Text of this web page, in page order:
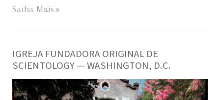
Saiba Mais
IGREJA FUNDADORA ORIGINAL DE
SCIENTOLOGY — WASHINGTON, D.C.